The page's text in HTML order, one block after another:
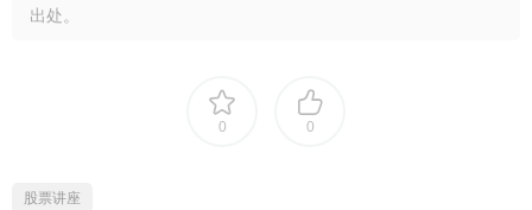
出处。
0 0
股票讲座